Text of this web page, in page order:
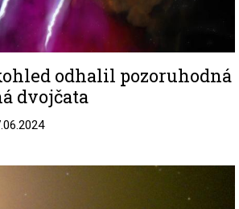
odhalil pozoruhodná
dvojčata